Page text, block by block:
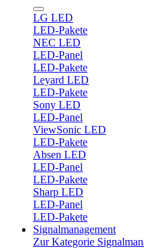
LG LED
LED-Pakete
NEC LED
LED-Panel
LED-Pakete
Leyard LED
LED-Pakete
Sony LED
LED-Panel
ViewSonic LED
LED-Pakete
Absen LED
LED-Panel
LED-Pakete
Sharp LED
LED-Panel
LED-Pakete
Signalmanagement
Zur Kategorie